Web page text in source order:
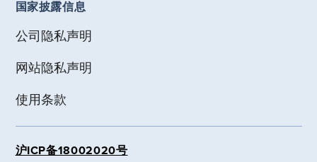
国家披露信息
公司隐私声明
网站隐私声明
使用条款
沪ICP备18002020号